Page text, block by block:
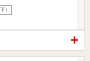
）